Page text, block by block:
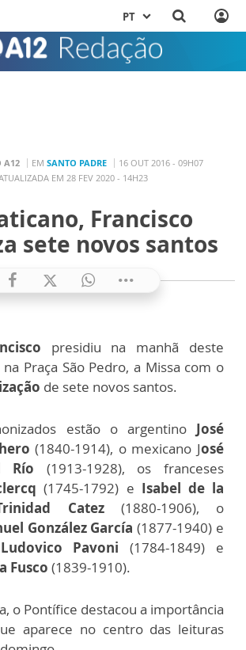
PT
A12 EM SANTO PADRE
16 OUT 2016 - 09H07
EM 28 FEV 2020 - 14H23
Francisco
sete novos santos
presidiu na manhã deste
Praça São Pedro, a Missa com o
de sete novos santos.
estão o argentinoJosé
(1840-1914), o mexicano José
Río (1913-1928), os franceses
(1745-1792) e Isabel de la
Catez(1880-1906), o
González García (1877-1940) e
Ludovico Pavoni (1784-1849) e
Fusco (1839-1910).
o Pontífice destacou a importância
aparece no centro das leituras